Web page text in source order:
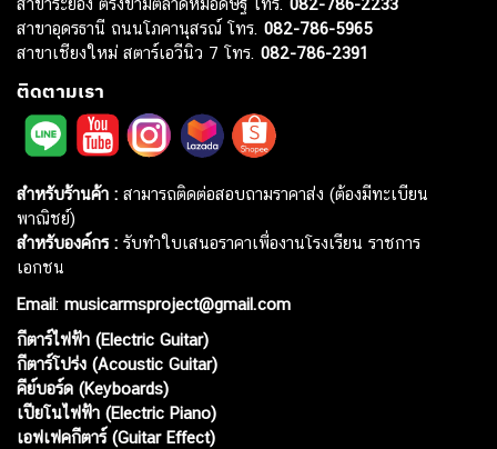
สาขาระยอง ตรงข้ามตลาดหมอดิษฐ์ โทร. 082-786-2233
สาขาอุดรธานี ถนนโภคานุสรณ์ โทร. 082-786-5965
สาขาเชียงใหม่ สตาร์เอวีนิว 7 โทร. 082-786-2391
ติดตามเรา
สำหรับร้านค้า : สามารถติดต่อสอบถามราคาส่ง (ต้องมีทะเบียน
พาณิชย์)
สำหรับองค์กร : รับทำใบเสนอราคาเพื่องานโรงเรียน ราชการ
เอกชน
Email: musicarmsproject@gmail.com
กีตาร์ไฟฟ้า (Electric Guitar)
กีตาร์โปร่ง (Acoustic Guitar)
คีย์บอร์ด (Keyboards)
เปียโนไฟฟ้า (Electric Piano)
เอฟเฟคกีตาร์ (Guitar Effect)